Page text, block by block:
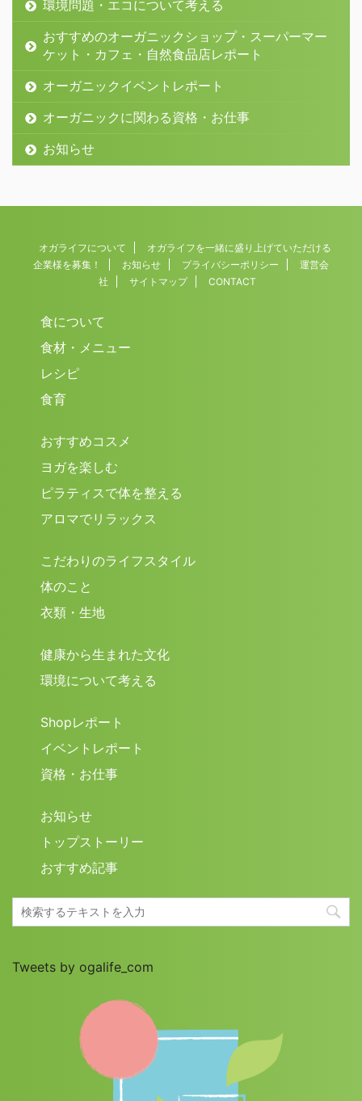
環境問題・エコについて考える
おすすめのオーガニックショップ・スーパーマー
ケット・カフェ・自然食品店レポート
オーガニックイベントレポート
オーガニックに関わる資格・お仕事
お知らせ
オガライフについて
オガライフを一緒に盛り上げていただける
企業様を募集！
お知らせ プライバシーポリシー
運営会
社
サイトマップ CONTACT
食について
食材・メニュー
レシピ
食育
おすすめコスメ
ヨガを楽しむ
ピラティスで体を整える
アロマでリラックス
こだわりのライフスタイル
体のこと
衣類・生地
健康から生まれた文化
環境について考える
Shopレポート
イベントレポート
資格・お仕事
お知らせ
トップストーリー
おすすめ記事
Tweets by ogalife_com